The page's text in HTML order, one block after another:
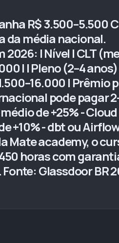
R$ 3.500–5.500
da média nacional.
| Nível | CLT
| | Pleno (2–4
| Prêmio
pode pagar
de +25% -
+10% - dbt ou
Mate academy, o
horas com
Glassdoor BR